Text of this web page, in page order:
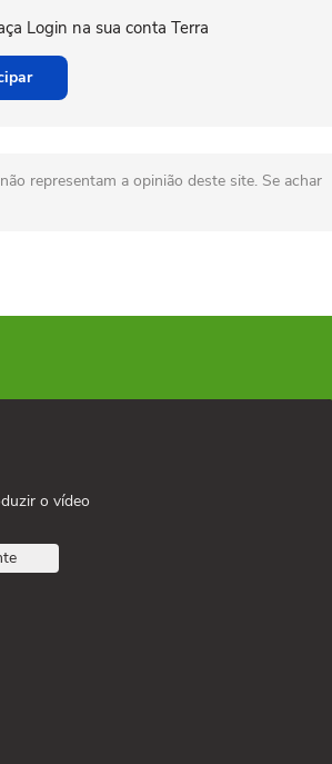
Login na sua conta Terra
representam a opinião deste site. Se achar
o vídeo